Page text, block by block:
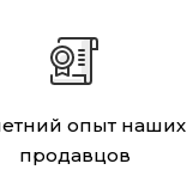
опыт наших
продавцов